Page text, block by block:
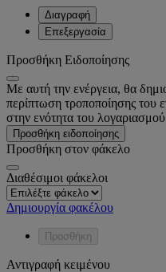
Διαγραφή
Επεξεργασία
Προσθήκη Ειδοποίησης
Με αυτή την ενέργεια, θα
περίπτωση τροποποίησης του
στην ενότητα του
Προσθήκη ειδοποίησης
Προσθήκη στον φάκελο
Διαθέσιμοι φάκελοι
Δημιουργία φακέλου
Προσθήκη
Αντιγραφή κειμένου